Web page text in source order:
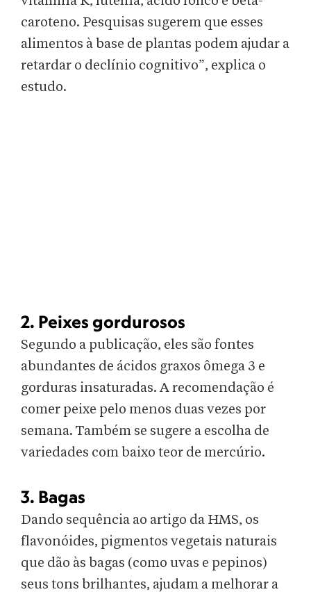
caroteno. Pesquisas sugerem que esses
alimentos à base de plantas podem ajudar a
retardar o declínio cognitivo”, explica o
estudo.
2. Peixes gordurosos
Segundo a publicação, eles são fontes
abundantes de ácidos graxos ômega 3 e
gorduras insaturadas. A recomendação é
comer peixe pelo menos duas vezes por
semana. Também se sugere a escolha de
variedades com baixo teor de mercúrio.
3. Bagas
Dando sequência ao artigo da HMS, os
flavonóides, pigmentos vegetais naturais
que dão às bagas (como uvas e pepinos)
seus tons brilhantes, ajudam a melhorar a